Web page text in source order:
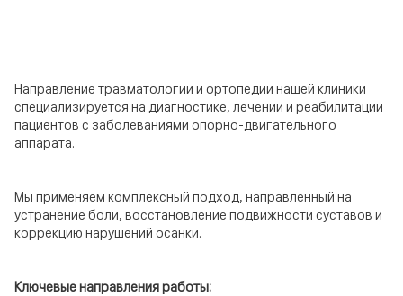
Направление травматологии и ортопедии нашей клиники
специализируется на диагностике, лечении и реабилитации
пациентов с заболеваниями опорно-двигательного
аппарата.
Мы применяем комплексный подход, направленный на
устранение боли, восстановление подвижности суставов и
коррекцию нарушений осанки.
Ключевые направления работы: